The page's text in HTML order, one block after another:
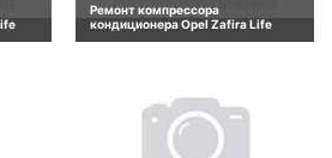
Ремонт компрессора
кондиционера Opel Zafira Life